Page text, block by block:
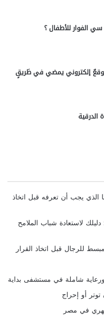
الفوار للأطفال ؟
إلكتروني يمضي في طَريقٍ
الدرقية
الذي يجب أن تعرفه قبل اتخاذ
لاستعادة شباب الملامح
للرجال قبل اتخاذ القرار
شاملة في مستشفى بداية
أو إحراج
في مصر